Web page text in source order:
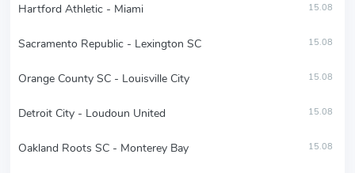
Hartford Athletic - Miami 15.08
Sacramento Republic - Lexington SC 15.08
Orange County SC - Louisville City 15.08
Detroit City - Loudoun United 15.08
Oakland Roots SC - Monterey Bay 15.08